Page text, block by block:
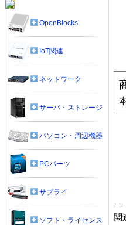
関
OpenBlocks
IoT関連
ネットワーク
サーバ・ストレージ
パソコン・周辺機器
PCパーツ
サプライ
ソフト・ライセンス